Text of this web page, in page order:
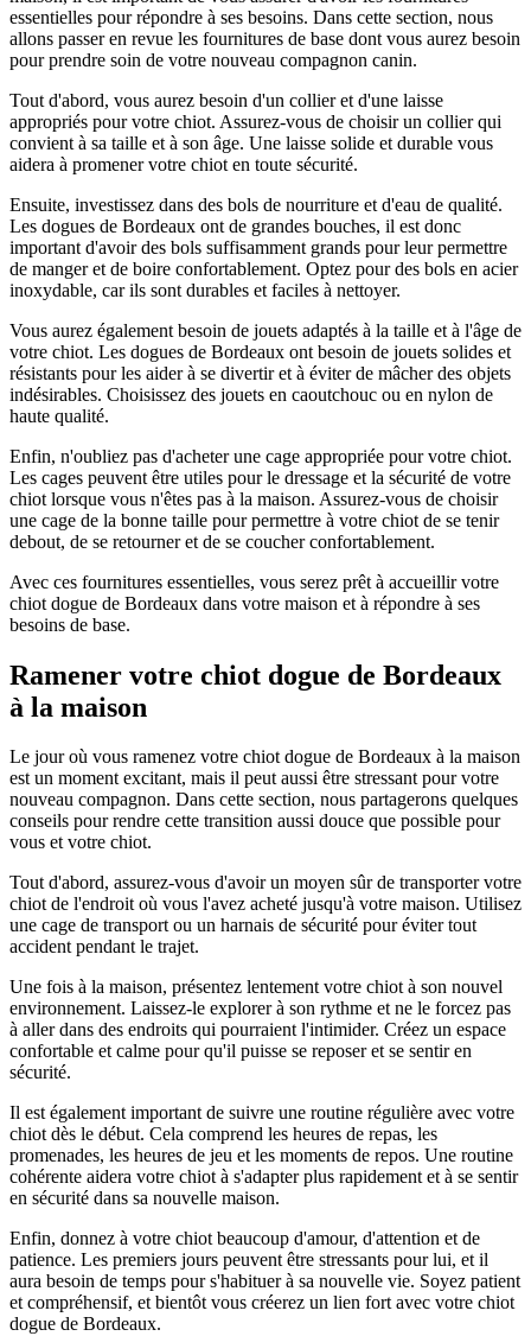
essentielles pour répondre à ses besoins. Dans cette section, nous
allons passer en revue les fournitures de base dont vous aurez besoin
pour prendre soin de votre nouveau compagnon canin.
Tout d'abord, vous aurez besoin d'un collier et d'une laisse
appropriés pour votre chiot. Assurez-vous de choisir un collier qui
convient à sa taille et à son âge. Une laisse solide et durable vous
aidera à promener votre chiot en toute sécurité.
Ensuite, investissez dans des bols de nourriture et d'eau de qualité.
Les dogues de Bordeaux ont de grandes bouches, il est donc
important d'avoir des bols suffisamment grands pour leur permettre
de manger et de boire confortablement. Optez pour des bols en acier
inoxydable, car ils sont durables et faciles à nettoyer.
Vous aurez également besoin de jouets adaptés à la taille et à l'âge de
votre chiot. Les dogues de Bordeaux ont besoin de jouets solides et
résistants pour les aider à se divertir et à éviter de mâcher des objets
indésirables. Choisissez des jouets en caoutchouc ou en nylon de
haute qualité.
Enfin, n'oubliez pas d'acheter une cage appropriée pour votre chiot.
Les cages peuvent être utiles pour le dressage et la sécurité de votre
chiot lorsque vous n'êtes pas à la maison. Assurez-vous de choisir
une cage de la bonne taille pour permettre à votre chiot de se tenir
debout, de se retourner et de se coucher confortablement.
Avec ces fournitures essentielles, vous serez prêt à accueillir votre
chiot dogue de Bordeaux dans votre maison et à répondre à ses
besoins de base.
Ramener votre chiot dogue de Bordeaux
à la maison
Le jour où vous ramenez votre chiot dogue de Bordeaux à la maison
est un moment excitant, mais il peut aussi être stressant pour votre
nouveau compagnon. Dans cette section, nous partagerons quelques
conseils pour rendre cette transition aussi douce que possible pour
vous et votre chiot.
Tout d'abord, assurez-vous d'avoir un moyen sûr de transporter votre
chiot de l'endroit où vous l'avez acheté jusqu'à votre maison. Utilisez
une cage de transport ou un harnais de sécurité pour éviter tout
accident pendant le trajet.
Une fois à la maison, présentez lentement votre chiot à son nouvel
environnement. Laissez-le explorer à son rythme et ne le forcez pas
à aller dans des endroits qui pourraient l'intimider. Créez un espace
confortable et calme pour qu'il puisse se reposer et se sentir en
sécurité.
Il est également important de suivre une routine régulière avec votre
chiot dès le début. Cela comprend les heures de repas, les
promenades, les heures de jeu et les moments de repos. Une routine
cohérente aidera votre chiot à s'adapter plus rapidement et à se sentir
en sécurité dans sa nouvelle maison.
Enfin, donnez à votre chiot beaucoup d'amour, d'attention et de
patience. Les premiers jours peuvent être stressants pour lui, et il
aura besoin de temps pour s'habituer à sa nouvelle vie. Soyez patient
et compréhensif, et bientôt vous créerez un lien fort avec votre chiot
dogue de Bordeaux.